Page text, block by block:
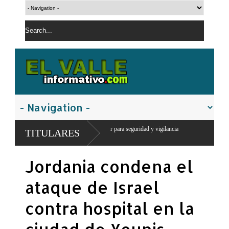
TITULARES
puesto militar para seguridad y vigilancia
Jordania condena el
ataque de Israel
contra hospital en la